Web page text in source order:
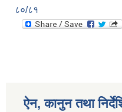
८०/८१
ऐन, कानुन तथा